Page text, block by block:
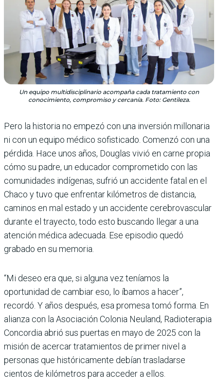
Un equipo multidisciplinario acompaña cada tratamiento con
conocimiento, compromiso y cercanía. Foto: Gentileza.
Pero la historia no empezó con una inversión millonaria
ni con un equipo médico sofisticado. Comenzó con una
pérdida. Hace unos años, Douglas vivió en carne propia
cómo su padre, un educador comprometido con las
comunidades indígenas, sufrió un accidente fatal en el
Chaco y tuvo que enfrentar kilómetros de distancia,
caminos en mal estado y un accidente cerebrovascular
durante el trayecto, todo esto buscando llegar a una
atención médica adecuada. Ese episodio quedó
grabado en su memoria.
“Mi deseo era que, si alguna vez teníamos la
oportunidad de cambiar eso, lo íbamos a hacer”,
recordó. Y años después, esa promesa tomó forma. En
alianza con la Asociación Colonia Neuland, Radioterapia
Concordia abrió sus puertas en mayo de 2025 con la
misión de acercar tratamientos de primer nivel a
personas que históricamente debían trasladarse
cientos de kilómetros para acceder a ellos.